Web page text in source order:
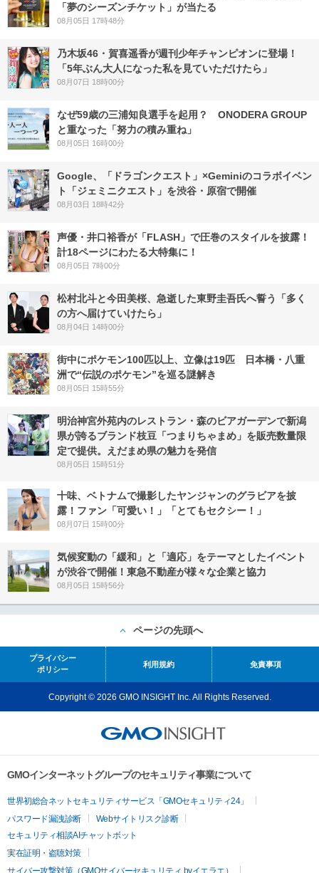
「夢のシーズンチケット」が当たる
08月05日 17時48分
乃木坂46・賀喜遥香が週刊少年チャンピオンに登場！
「5年ぶん大人になった私を見ていただけたら」
08月07日 18時00分
なぜ59歳の三浦知良選手を起用？ ONODERA GROUP
と重なった「努力の積み重ね」
08月05日 16時00分
Google、「ドラゴンクエスト」×Geminiのコラボイベン
ト「ジェミニクエスト」を渋谷・原宿で開催
08月03日 18時42分
声優・井口裕香が「FLASH」で圧巻のスタイルを披露！
計18ページにわたる大特集に！
08月05日 7時00分
松村北斗と今田美桜、急逝した東野圭吾氏へ誓う「多く
の方へ届けていけたら」
08月04日 14時00分
街中にポケモン100匹以上、立像は19匹 日本橋・八重
洲で“伝説のポケモン”を巡る謎解き
08月05日 15時55分
明治神宮外苑内のレストラン・森のビアガーデンで新潟
県が誇るブランド枝豆「つまりちゃまめ」を販売数量限
定で提供。えだまめ県の魅力を発信
08月05日 15時51分
十味、ベトナムで撮影したヤンジャンのグラビアを披
露！ファン「可愛い！」「とてもセクシー！」
08月07日 15時00分
気候変動の「緩和」と「適応」をテーマとしたイベント
が渋谷で開催！東急不動産が様々な企業と協力
08月05日 15時56分
ページの先頭へ
プライバシー
ポリシー
利用規約 免責事項
Copyright © 2026 GMO INSIGHT Inc. All Rights Reserved.
GMOインターネットグループのセキュリティ事業について
世界初総合ネットセキュリティサービス「GMOセキュリティ24」
パスワード漏洩診断
Webサイトリスク診断
セキュリティ相談AIチャットボット
実在証明・盗聴対策
サイバー攻撃対策（GMOサイバーセキュリティ byイエラエ）